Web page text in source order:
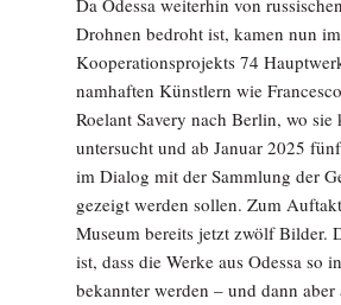
Da Odessa weiterhin von
Drohnen bedroht ist, kamen nun
Kooperationsprojekts 74
namhaften Künstlern wie
Roelant Savery nach Berlin, wo sie
untersucht und ab Januar 2025
im Dialog mit der Sammlung der
gezeigt werden sollen. Zum
Museum bereits jetzt zwölf Bilder.
ist, dass die Werke aus Odessa so
bekannter werden – und dann aber